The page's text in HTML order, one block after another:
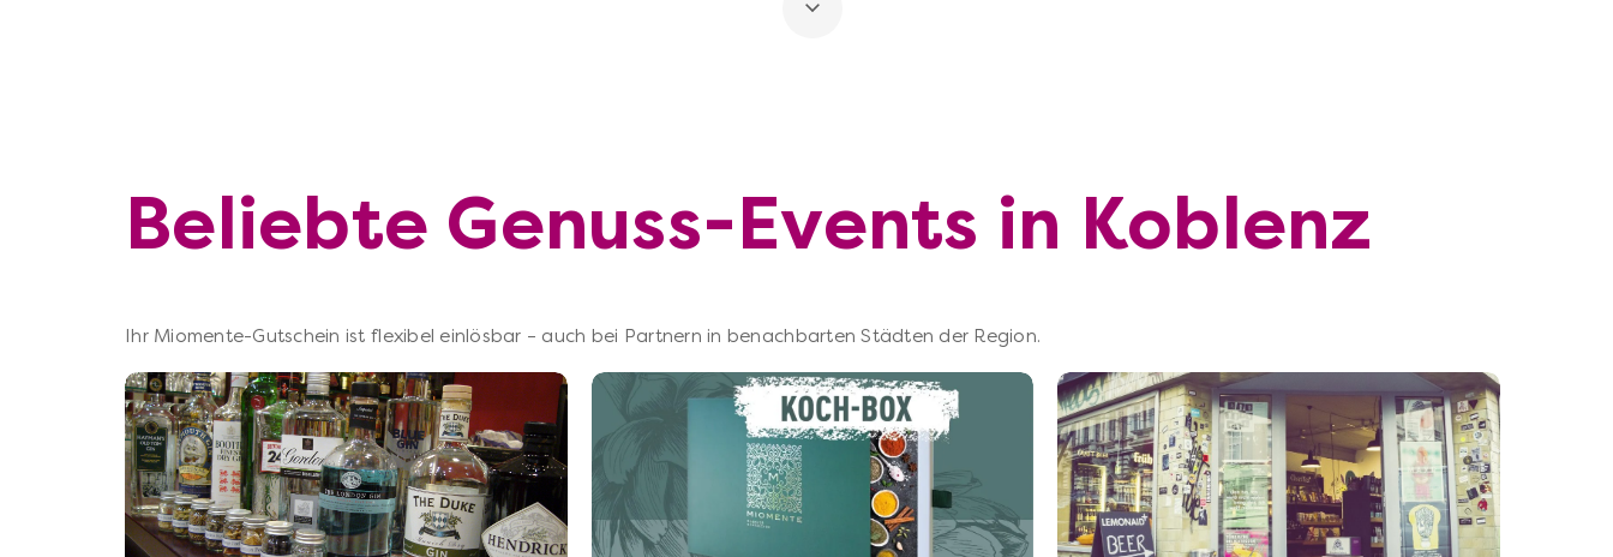
Beliebte Genuss-Events in Koblenz
Ihr Miomente-Gutschein ist flexibel einlösbar – auch bei Partnern in benachbarten Städten der Region.